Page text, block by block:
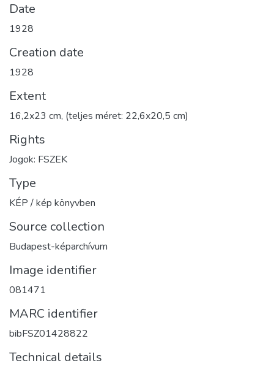
Date
1928
Creation date
1928
Extent
16,2x23 cm, (teljes méret: 22,6x20,5 cm)
Rights
Jogok: FSZEK
Type
KÉP / kép könyvben
Source collection
Budapest-képarchívum
Image identifier
081471
MARC identifier
bibFSZ01428822
Technical details